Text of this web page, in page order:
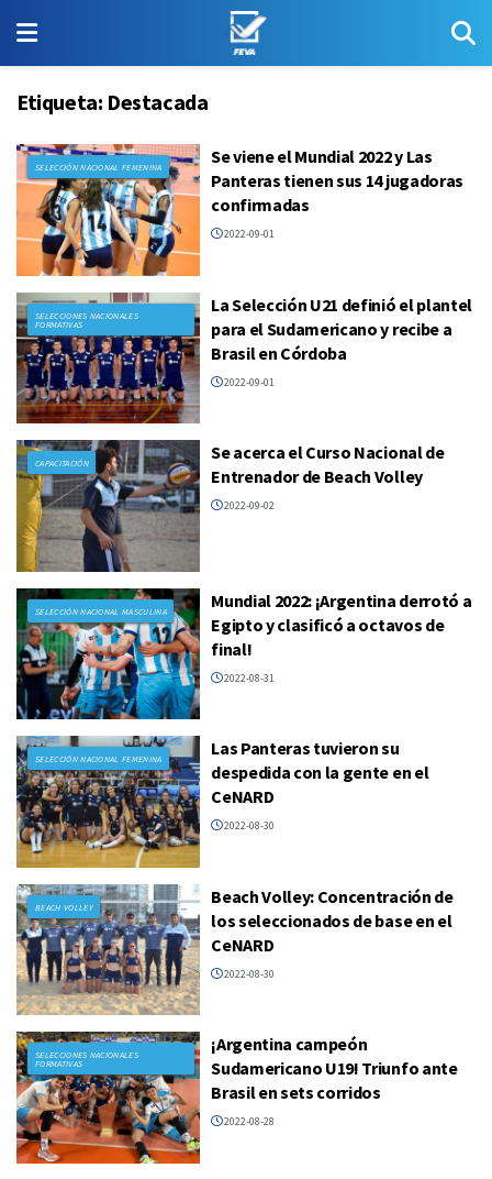
Etiqueta: Destacada
SELECCIÓN NACIONAL FEMENINA
Se viene el Mundial 2022 y Las
Panteras tienen sus 14 jugadoras
confirmadas
2022-09-01
SELECCIONES NACIONALES
FORMATIVAS
La Selección U21 definió el plantel
para el Sudamericano y recibe a
Brasil en Córdoba
2022-09-01
CAPACITACIÓN
Se acerca el Curso Nacional de
Entrenador de Beach Volley
2022-09-02
SELECCIÓN NACIONAL MASCULINA
Mundial 2022: ¡Argentina derrotó a
Egipto y clasificó a octavos de
final!
2022-08-31
SELECCIÓN NACIONAL FEMENINA
Las Panteras tuvieron su
despedida con la gente en el
CeNARD
2022-08-30
BEACH VOLLEY
Beach Volley: Concentración de
los seleccionados de base en el
CeNARD
2022-08-30
SELECCIONES NACIONALES
FORMATIVAS
¡Argentina campeón
Sudamericano U19! Triunfo ante
Brasil en sets corridos
2022-08-28